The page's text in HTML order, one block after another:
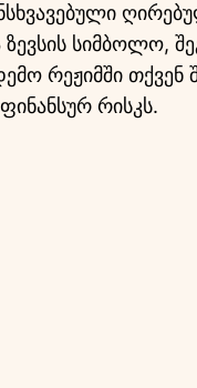
სიმბოლო,
რეჟიმში
რისკს.